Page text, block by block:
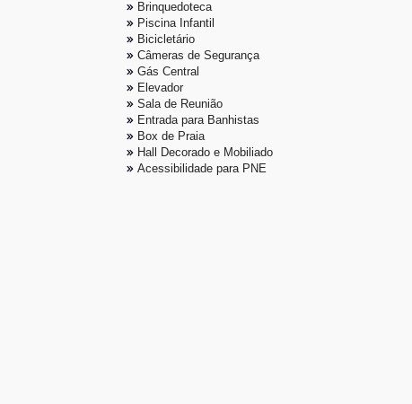
Brinquedoteca
Piscina Infantil
Bicicletário
Câmeras de Segurança
Gás Central
Elevador
Sala de Reunião
Entrada para Banhistas
Box de Praia
Hall Decorado e Mobiliado
Acessibilidade para PNE